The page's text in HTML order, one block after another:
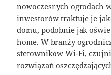
nowoczesnych ogrodach
inwestorów traktuje je
domu, podobnie jak
home. W branży
sterowników Wi-Fi,
rozwiązań